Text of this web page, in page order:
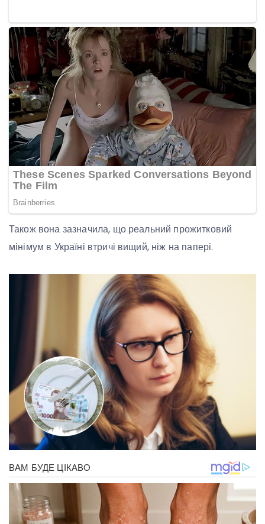
Також вона зазначила, що реальний прожитковий
мінімум в Україні втричі вищий, ніж на папері.